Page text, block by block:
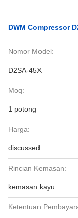
DWM Compressor
Nomor Model:
D2SA-45X
Moq:
1 potong
Harga:
discussed
Rincian Kemasan:
kemasan kayu
Ketentuan